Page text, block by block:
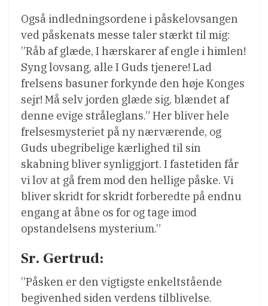
Også indledningsordene i påskelovsangen
ved påskenats messe taler stærkt til mig:
”Råb af glæde, I hærskarer af engle i himlen!
Syng lovsang, alle I Guds tjenere! Lad
frelsens basuner forkynde den høje Konges
sejr! Må selv jorden glæde sig, blændet af
denne evige stråleglans.” Her bliver hele
frelsesmysteriet på ny nærværende, og
Guds ubegribelige kærlighed til sin
skabning bliver synliggjort. I fastetiden får
vi lov at gå frem mod den hellige påske. Vi
bliver skridt for skridt forberedte på endnu
engang at åbne os for og tage imod
opstandelsens mysterium.”
Sr. Gertrud:
”Påsken er den vigtigste enkeltstående
begivenhed siden verdens tilblivelse.